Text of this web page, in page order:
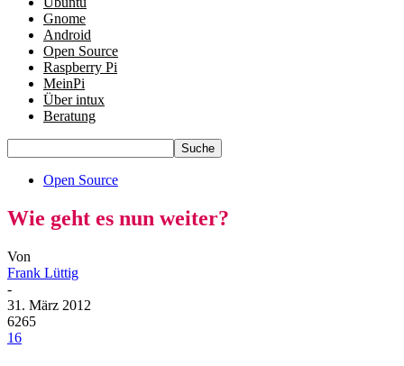
Gnome
Android
Open Source
Raspberry Pi
MeinPi
Über intux
Beratung
Open Source
Wie geht es nun weiter?
Von
Frank Lüttig
-
31. März 2012
6265
16